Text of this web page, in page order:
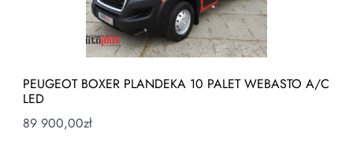
PEUGEOT BOXER PLANDEKA 10 PALET WEBASTO A/C
LED
89 900,00zł